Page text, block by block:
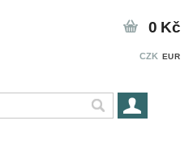
CZK EUR
0 Kč